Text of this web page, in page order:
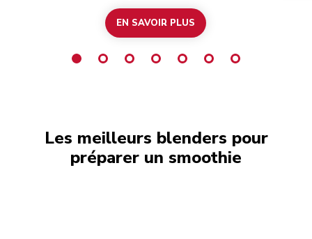
EN SAVOIR PLUS
Les meilleurs blenders pour
préparer un smoothie